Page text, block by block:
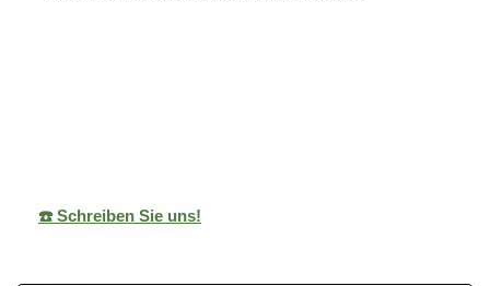
☎️ Schreiben Sie uns!